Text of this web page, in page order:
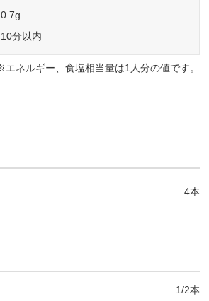
0.7g
10分以内
エネルギー、食塩相当量は1人分の値です。
4本
1/2本